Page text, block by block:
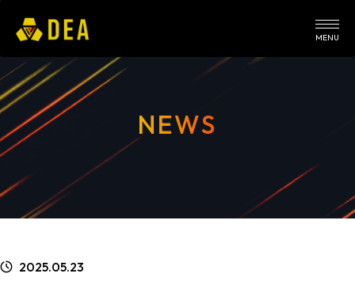
MENU
NEWS
2025.05.23